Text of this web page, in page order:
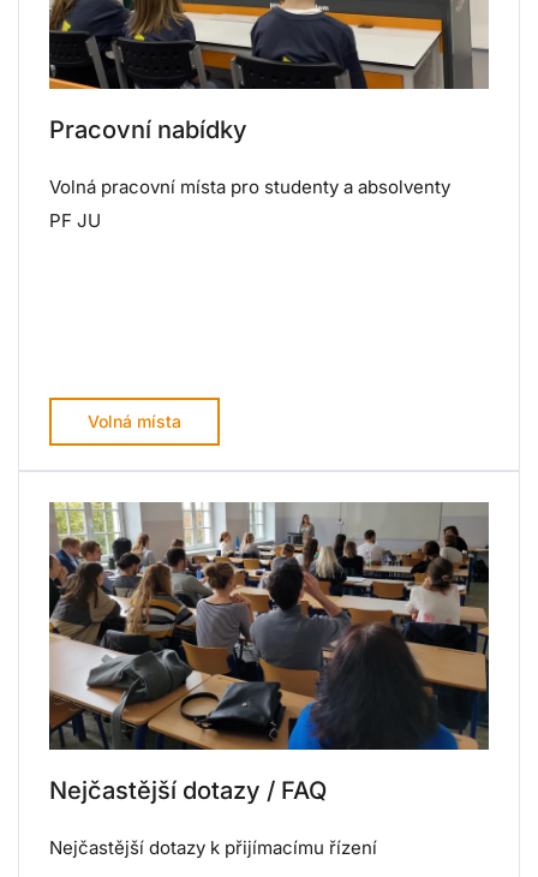
Pracovní nabídky
Volná pracovní místa pro studenty a absolventy
PF JU
Volná místa
Nejčastější dotazy / FAQ
Nejčastější dotazy k přijímacímu řízení